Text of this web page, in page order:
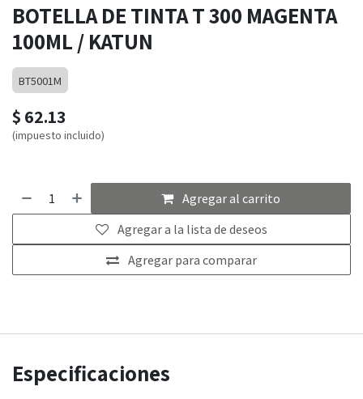
BOTELLA DE TINTA T 300 MAGENTA
100ML / KATUN
BT5001M
$ 62.13
(impuesto incluido)
Agregar al carrito
Agregar para comparar
Agregar a la lista de deseos
Especificaciones